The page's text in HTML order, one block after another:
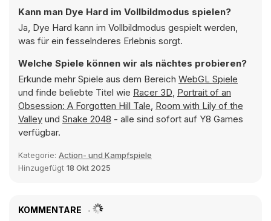
Kann man Dye Hard im Vollbildmodus spielen?
Ja, Dye Hard kann im Vollbildmodus gespielt werden,
was für ein fesselnderes Erlebnis sorgt.
Welche Spiele können wir als nächtes probieren?
Erkunde mehr Spiele aus dem Bereich WebGL Spiele
und finde beliebte Titel wie Racer 3D, Portrait of an
Obsession: A Forgotten Hill Tale, Room with Lily of the
Valley und Snake 2048 - alle sind sofort auf Y8 Games
verfügbar.
Kategorie: Action- und Kampfspiele
Hinzugefügt 18 Okt 2025
KOMMENTARE